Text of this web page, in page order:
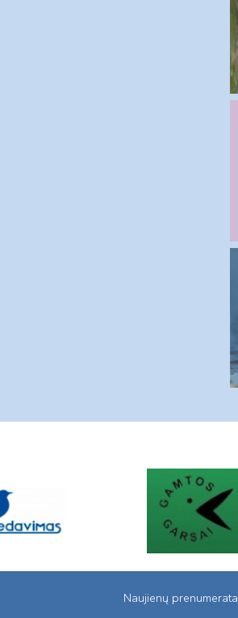
Naujienų prenumerata